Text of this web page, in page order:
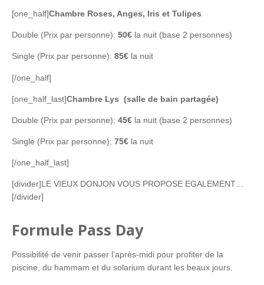
[one_half]Chambre Roses, Anges, Iris et Tulipes
Double (Prix par personne): 50€ la nuit (base 2 personnes)
Single (Prix par personne): 85€ la nuit
[/one_half]
[one_half_last]Chambre Lys (salle de bain partagée)
Double (Prix par personne): 45€ la nuit (base 2 personnes)
Single (Prix par personne): 75€ la nuit
[/one_half_last]
[divider]LE VIEUX DONJON VOUS PROPOSE EGALEMENT…
[/divider]
Formule Pass Day
Possibilité de venir passer l’après-midi pour profiter de la
piscine, du hammam et du solarium durant les beaux jours.